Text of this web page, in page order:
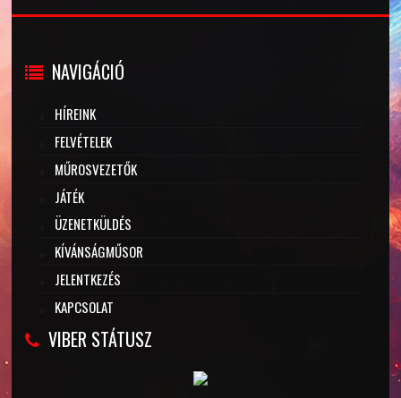
NAVIGÁCIÓ
HÍREINK
FELVÉTELEK
MŰROSVEZETŐK
JÁTÉK
ÜZENETKÜLDÉS
KÍVÁNSÁGMŰSOR
JELENTKEZÉS
KAPCSOLAT
VIBER STÁTUSZ